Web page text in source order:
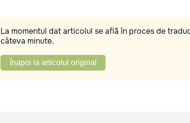
La momentul dat articolul se află în proces de
câteva minute.
Înapoi la articolul original